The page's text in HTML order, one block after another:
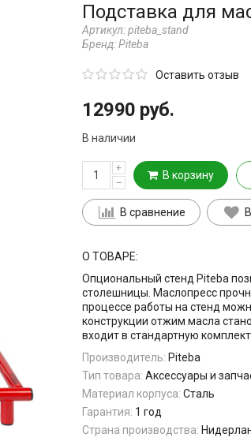
Подставка для
Артикул:piteba_stand
Бренд:Piteba
Оставить отзыв
12990 руб.
В наличии
+
–
В корзину
В сравнение
О ТОВАРЕ:
Опциональный стенд Piteba
столешницы. Маслопресс
процессе работы на стенд
конструкции отжим масла
входит в стандартную
Производитель: Piteba
Тип товара: Аксессуары и
Материал корпуса: Сталь
Гарантия: 1 год
Страна производства: